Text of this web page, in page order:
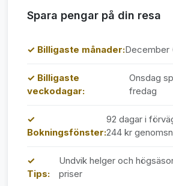
Spara pengar på din resa
✓ Billigaste månader:December
✓ Billigaste
veckodagar:
Onsdag
fredag
✓
Bokningsfönster:
92 dagar i
244 kr
✓
Tips:
Undvik helger och
priser